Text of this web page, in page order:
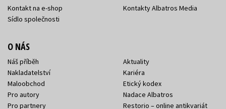
Kontakt na e-shop
Sídlo společnosti
Kontakty Albatros Media
O NÁS
Náš příběh
Nakladatelství
Maloobchod
Pro autory
Pro partnery
Aktuality
Kariéra
Etický kodex
Nadace Albatros
Restorio – online antikvariát